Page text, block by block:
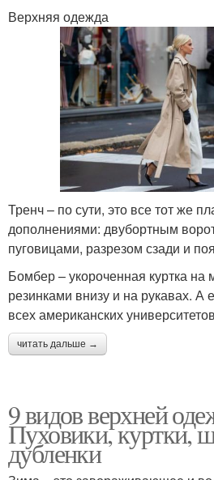
Верхняя одежда
Тренч – по сути, это все тот же
дополнениями: двубортным
пуговицами, разрезом сзади и
Бомбер – укороченная куртка
резинками внизу и на рукавах. А
всех американских
читать дальше →
9 видов верхней
Пуховики, куртки,
дубленки